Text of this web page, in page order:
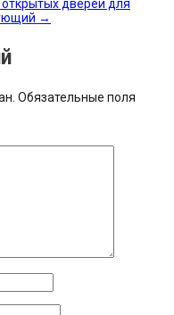
дверей для
→
Обязательные поля